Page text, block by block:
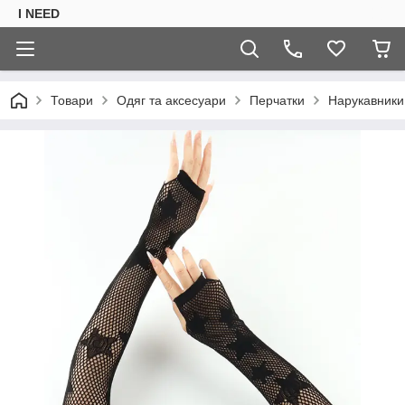
I NEED
Товари Одяг та аксесуари Перчатки Нарукавники